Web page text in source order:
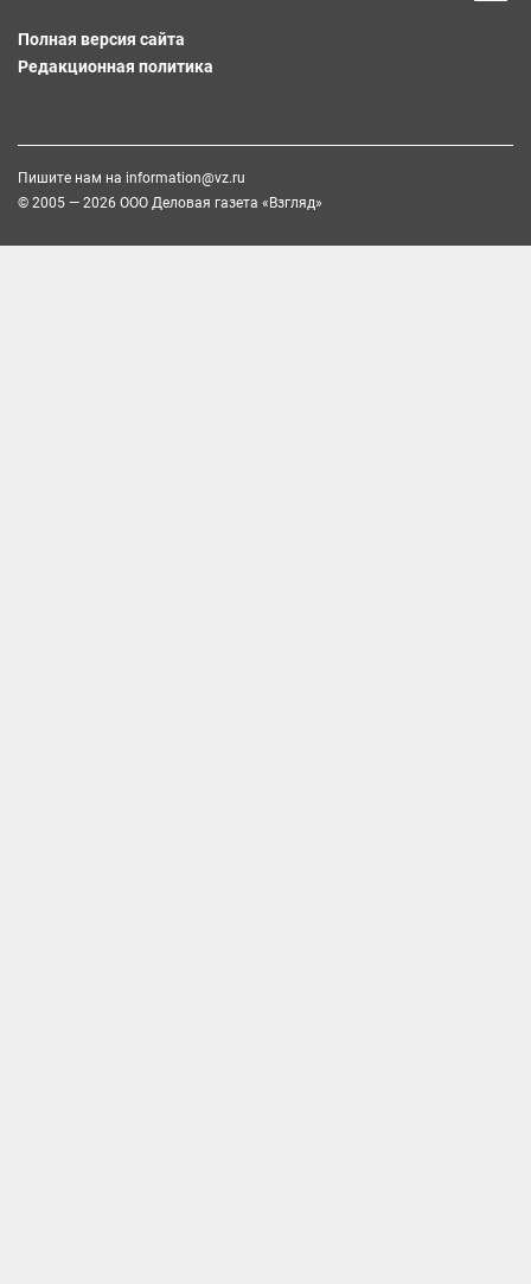
Полная версия сайта
Редакционная политика
Пишите нам на information@vz.ru
© 2005 — 2026 ООО Деловая газета «Взгляд»